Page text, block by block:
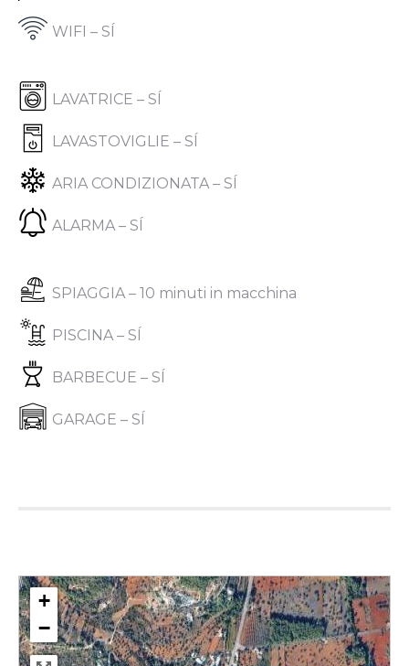
WIFI – SÍ
LAVATRICE – SÍ
LAVASTOVIGLIE – SÍ
ARIA CONDIZIONATA – SÍ
ALARMA – SÍ
SPIAGGIA – 10 minuti in macchina
PISCINA – SÍ
BARBECUE – SÍ
GARAGE – SÍ
+
−